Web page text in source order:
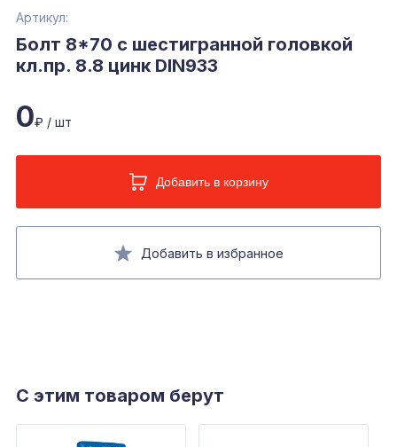
Артикул:
Болт 8*70 с шестигранной головкой
кл.пр. 8.8 цинк DIN933
0₽ / шт
Добавить в корзину
Добавить в избранное
С этим товаром берут